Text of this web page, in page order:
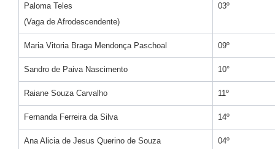
Paloma Teles
(Vaga de Afrodescendente)
03º
Maria Vitoria Braga Mendonça Paschoal 09º
Sandro de Paiva Nascimento 10°
Raiane Souza Carvalho 11º
Fernanda Ferreira da Silva 14º
Ana Alicia de Jesus Querino de Souza
04º